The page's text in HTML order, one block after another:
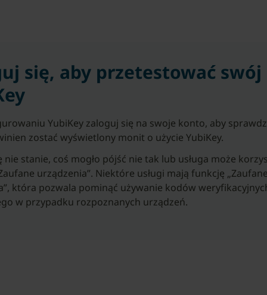
się, aby przetestować
YubiKey zaloguj się na swoje konto, aby
zostać wyświetlony monit o użycie YubiKey.
nie stanie, coś mogło pójść nie tak lub usługa może
urządzenia”. Niektóre usługi mają funkcję
która pozwala pominąć używanie kodów
w przypadku rozpoznanych urządzeń.